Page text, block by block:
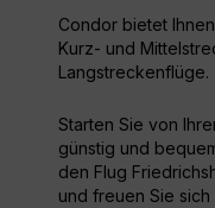
Condor bietet
Kurz- und
Langstreckenflüge.
Starten Sie von
günstig und
den Flug
und freuen Sie sich